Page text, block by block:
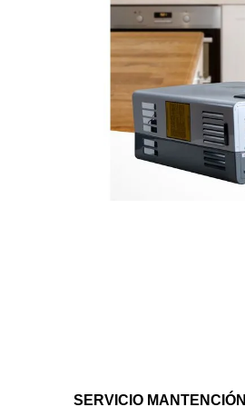
SERVICIO MANTENCIÓN